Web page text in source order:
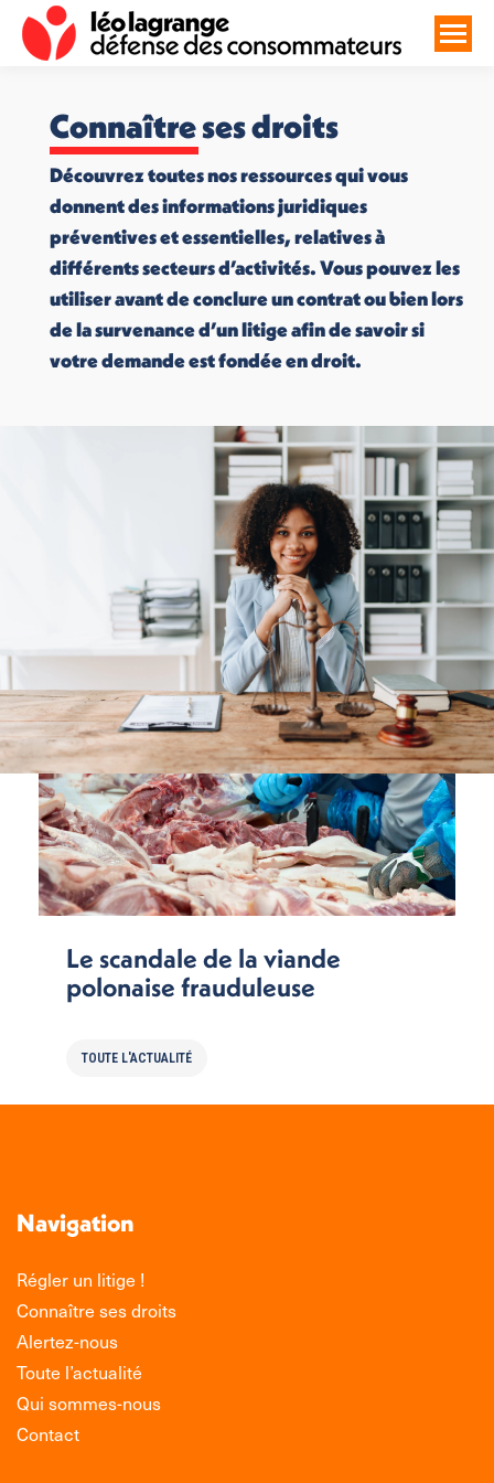
Connaître ses droits
Découvrez toutes nos ressources qui vous
donnent des informations juridiques
préventives et essentielles, relatives à
différents secteurs d’activités. Vous pouvez les
utiliser avant de conclure un contrat ou bien lors
de la survenance d’un litige afin de savoir si
votre demande est fondée en droit.
Le scandale de la viande
polonaise frauduleuse
TOUTE L'ACTUALITÉ
Navigation
Régler un litige !
Connaître ses droits
Alertez-nous
Toute l’actualité
Qui sommes-nous
Contact